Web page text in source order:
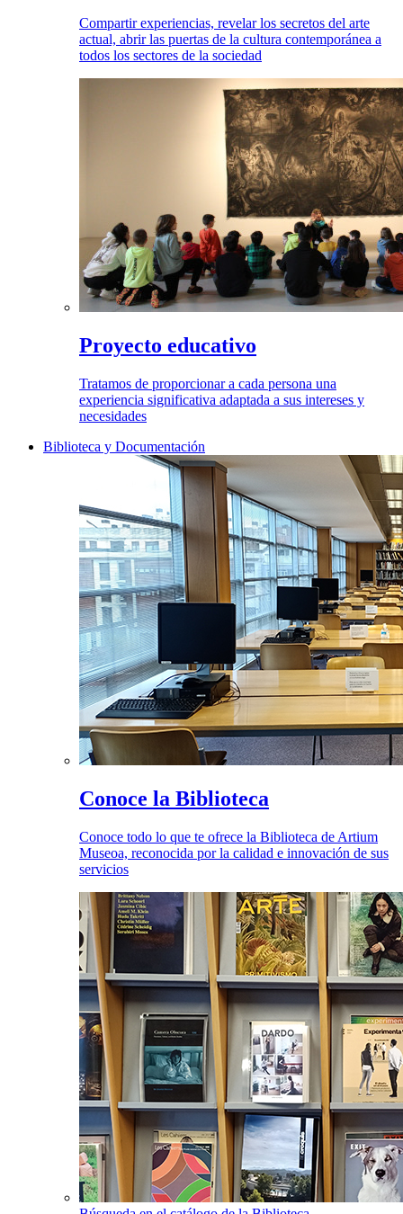
Compartir experiencias, revelar los secretos del arte
actual, abrir las puertas de la cultura contemporánea a
todos los sectores de la sociedad
Proyecto educativo
Tratamos de proporcionar a cada persona una
experiencia significativa adaptada a sus intereses y
necesidades
Biblioteca y Documentación
Conoce la Biblioteca
Conoce todo lo que te ofrece la Biblioteca de Artium
Museoa, reconocida por la calidad e innovación de sus
servicios